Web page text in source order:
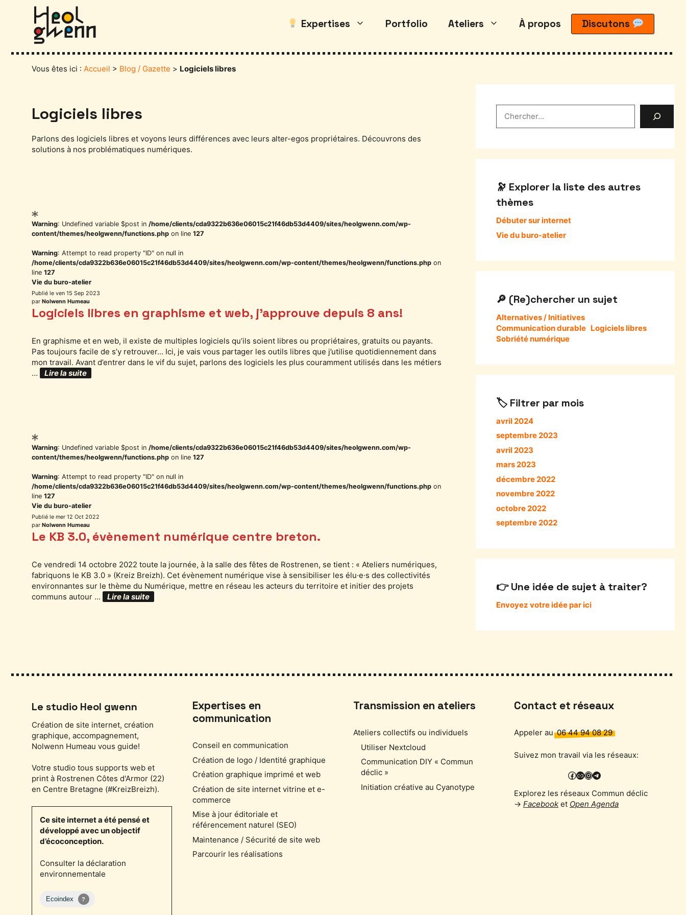
Expertises Portfolio Ateliers À propos Discutons
Vous êtes ici : Accueil > Blog / Gazette > Logiciels libres
Logiciels libres
Parlons des logiciels libres et voyons leurs différences avec leurs alter-egos propriétaires. Découvrons des
solutions à nos problématiques numériques.
Warning: Undefined variable $post in /home/clients/cda9322b636e06015c21f46db53d4409/sites/heolgwenn.com/wp-
content/themes/heolgwenn/functions.php on line 127
Warning: Attempt to read property "ID" on null in
/home/clients/cda9322b636e06015c21f46db53d4409/sites/heolgwenn.com/wp-content/themes/heolgwenn/functions.php on
line 127
Vie du buro-atelier
ven 15 Sep 2023
par Nolwenn Humeau
Logiciels libres en graphisme et web, j’approuve depuis 8 ans!
En graphisme et en web, il existe de multiples logiciels qu’ils soient libres ou propriétaires, gratuits ou payants.
Pas toujours facile de s’y retrouver… Ici, je vais vous partager les outils libres que j’utilise quotidiennement dans
mon travail. Avant d’entrer dans le vif du sujet, parlons des logiciels les plus couramment utilisés dans les métiers
…
Lire la suite
Warning: Undefined variable $post in /home/clients/cda9322b636e06015c21f46db53d4409/sites/heolgwenn.com/wp-
content/themes/heolgwenn/functions.php on line 127
Warning: Attempt to read property "ID" on null in
/home/clients/cda9322b636e06015c21f46db53d4409/sites/heolgwenn.com/wp-content/themes/heolgwenn/functions.php on
line 127
Vie du buro-atelier
mer 12 Oct 2022
par Nolwenn Humeau
Le KB 3.0, évènement numérique centre breton.
Ce vendredi 14 octobre 2022 toute la journée, à la salle des fêtes de Rostrenen, se tient : « Ateliers numériques,
fabriquons le KB 3.0 » (Kreiz Breizh). Cet évènement numérique vise à sensibiliser les élu·e·s des collectivités
environnantes sur le thème du Numérique, mettre en réseau les acteurs du territoire et initier des projets
communs autour …
Lire la suite
Explorer la liste des autres
thèmes
Débuter sur internet
Vie du buro-atelier
(Re)chercher un sujet
Alternatives / Initiatives
Communication durable Logiciels libres
Sobriété numérique
Filtrer par mois
avril 2024
septembre 2023
avril 2023
mars 2023
décembre 2022
novembre 2022
octobre 2022
septembre 2022
Une idée de sujet à traiter?
Envoyez votre idée par ici
Le studio Heol gwenn
Création de site internet, création
graphique, accompagnement,
Nolwenn Humeau vous guide!
Votre studio tous supports web et
print à Rostrenen Côtes d'Armor (22)
en Centre Bretagne (#KreizBreizh).
Ce site internet a été pensé et
développé avec un objectif
d’écoconception.
Consulter la déclaration
environnementale
Expertises en
communication
Conseil en communication
Création de logo / Identité graphique
Création graphique imprimé et web
Création de site internet vitrine et e-
commerce
Mise à jour éditoriale et
référencement naturel (SEO)
Maintenance / Sécurité de site web
Parcourir les réalisations
Transmission en ateliers
Ateliers collectifs ou individuels
Utiliser Nextcloud
Communication DIY « Commun
déclic »
Initiation créative au Cyanotype
Contact et réseaux
Appeler au06 44 94 08 29
Suivez mon travail via les réseaux:
Facebook
PixelFed
Instagram
Telegram
Explorez les réseaux Commun déclic
→ Facebook et Open Agenda